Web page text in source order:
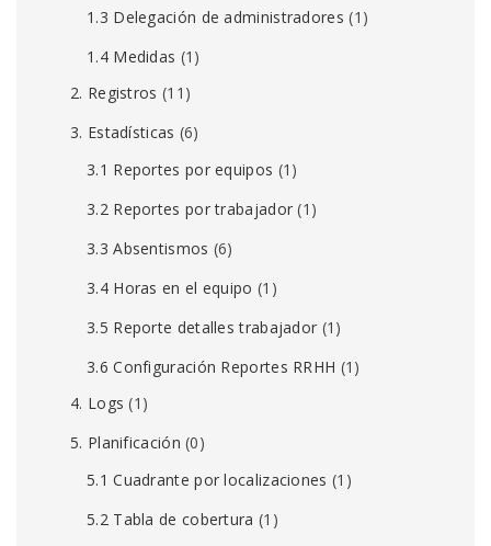
1.3 Delegación de administradores (1)
1.4 Medidas (1)
2. Registros (11)
3. Estadísticas (6)
3.1 Reportes por equipos (1)
3.2 Reportes por trabajador (1)
3.3 Absentismos (6)
3.4 Horas en el equipo (1)
3.5 Reporte detalles trabajador (1)
3.6 Configuración Reportes RRHH (1)
4. Logs (1)
5. Planificación (0)
5.1 Cuadrante por localizaciones (1)
5.2 Tabla de cobertura (1)